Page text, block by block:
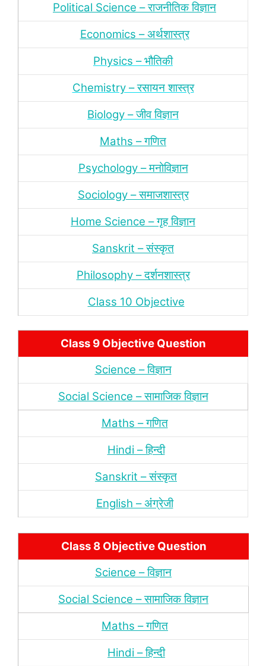
Political Science – राजनीतिक विज्ञान
Economics – अर्थशास्‍त्र
Physics – भौतिकी
Chemistry – रसायन शास्‍त्र
Biology – जीव विज्ञान
Maths – गणित
Psychology – मनोविज्ञान
Sociology – समाजशास्‍त्र
Home Science – गृह विज्ञान
Sanskrit – संस्‍कृत
Philosophy – दर्शनशास्‍त्र
Class 10 Objective
Class 9 Objective Question
Science – विज्ञान
Social Science – सामाजिक विज्ञान
Maths – गणित
Hindi – हिन्‍दी
Sanskrit – संस्‍कृत
English – अंंग्रेजी
Class 8 Objective Question
Science – विज्ञान
Social Science – सामाजिक विज्ञान
Maths – गणित
Hindi – हिन्‍दी